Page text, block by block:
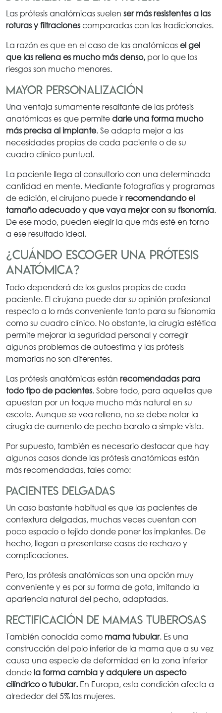
Las prótesis anatómicas suelen ser más resistentes a las
roturas y filtracionescomparadas con las tradicionales.
La razón es que en el caso de las anatómicasel gel
que las rellena es mucho más denso, por lo que los
riesgos son mucho menores.
Mayor personalización
Una ventaja sumamente resaltante de las prótesis
anatómicas es que permitedarle una forma mucho
más precisa al implante. Se adapta mejor a las
necesidades propias de cada paciente o de su
cuadro clínico puntual.
La paciente llega al consultorio con una determinada
cantidad en mente. Mediante fotografías y programas
de edición, el cirujano puede irrecomendando el
tamaño adecuado y que vaya mejor con su fisonomía.
De ese modo, pueden elegir la que más esté en torno
a ese resultado ideal.
¿Cuándo escoger una prótesis
anatómica?
Todo dependerá de los gustos propios de cada
paciente. El cirujano puede dar su opinión profesional
respecto a lo más conveniente tanto para su fisionomía
como su cuadro clínico. No obstante, la cirugía estética
permite mejorar la seguridad personal y corregir
algunos problemas de autoestima y las prótesis
mamarias no son diferentes.
Las prótesis anatómicas están recomendadas para
todo tipo de pacientes. Sobre todo, para aquellas que
apuestan por un toque mucho más natural en su
escote. Aunque se vea relleno, no se debe notar la
cirugía de aumento de pecho barato a simple vista.
Por supuesto, también es necesario destacar que hay
algunos casos donde las prótesis anatómicas están
más recomendadas, tales como:
Pacientes delgadas
Un caso bastante habitual es que las pacientes de
contextura delgadas, muchas veces cuentan con
poco espacio o tejido donde poner los implantes. De
hecho, llegan a presentarse casos de rechazo y
complicaciones.
Pero, las prótesis anatómicas son una opción muy
conveniente y es por su forma de gota, imitando la
apariencia natural del pecho, adaptadas.
Rectificación de mamas tuberosas
También conocida como mama tubular. Es una
construcción del polo inferior de la mama que a su vez
causa una especie de deformidad en la zona inferior
donde la forma cambia y adquiere un aspecto
cilíndrico o tubular. En Europa, esta condición afecta a
alrededor del 5% las mujeres.